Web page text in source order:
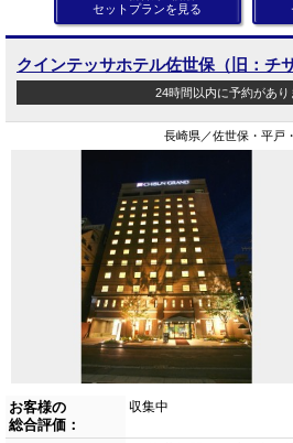
セットプランを見る
クインテッサホテル佐世保（旧：チ
24時間以内に予約があり
長崎県／佐世保・平戸
お客様の
総合評価：
収集中